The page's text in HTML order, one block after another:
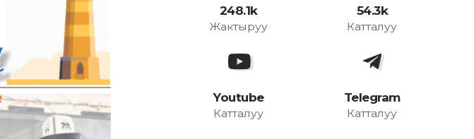
248.1k
Жактыруу
54.3k
Катталуу
Youtube
Катталуу
Telegram
Катталуу